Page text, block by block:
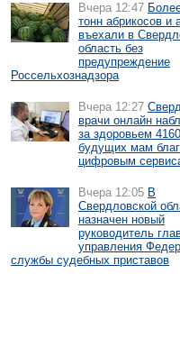
Вчера 12:47
тонн абрикосов и
въехали в
область без
предупреждение
Россельхознадзора
Вчера 12:27
врачи онлайн
за здоровьем 4160
будущих мам
цифровым
Вчера 12:05 В
Свердловской
назначен новый
руководитель
управления
службы судебных приставов